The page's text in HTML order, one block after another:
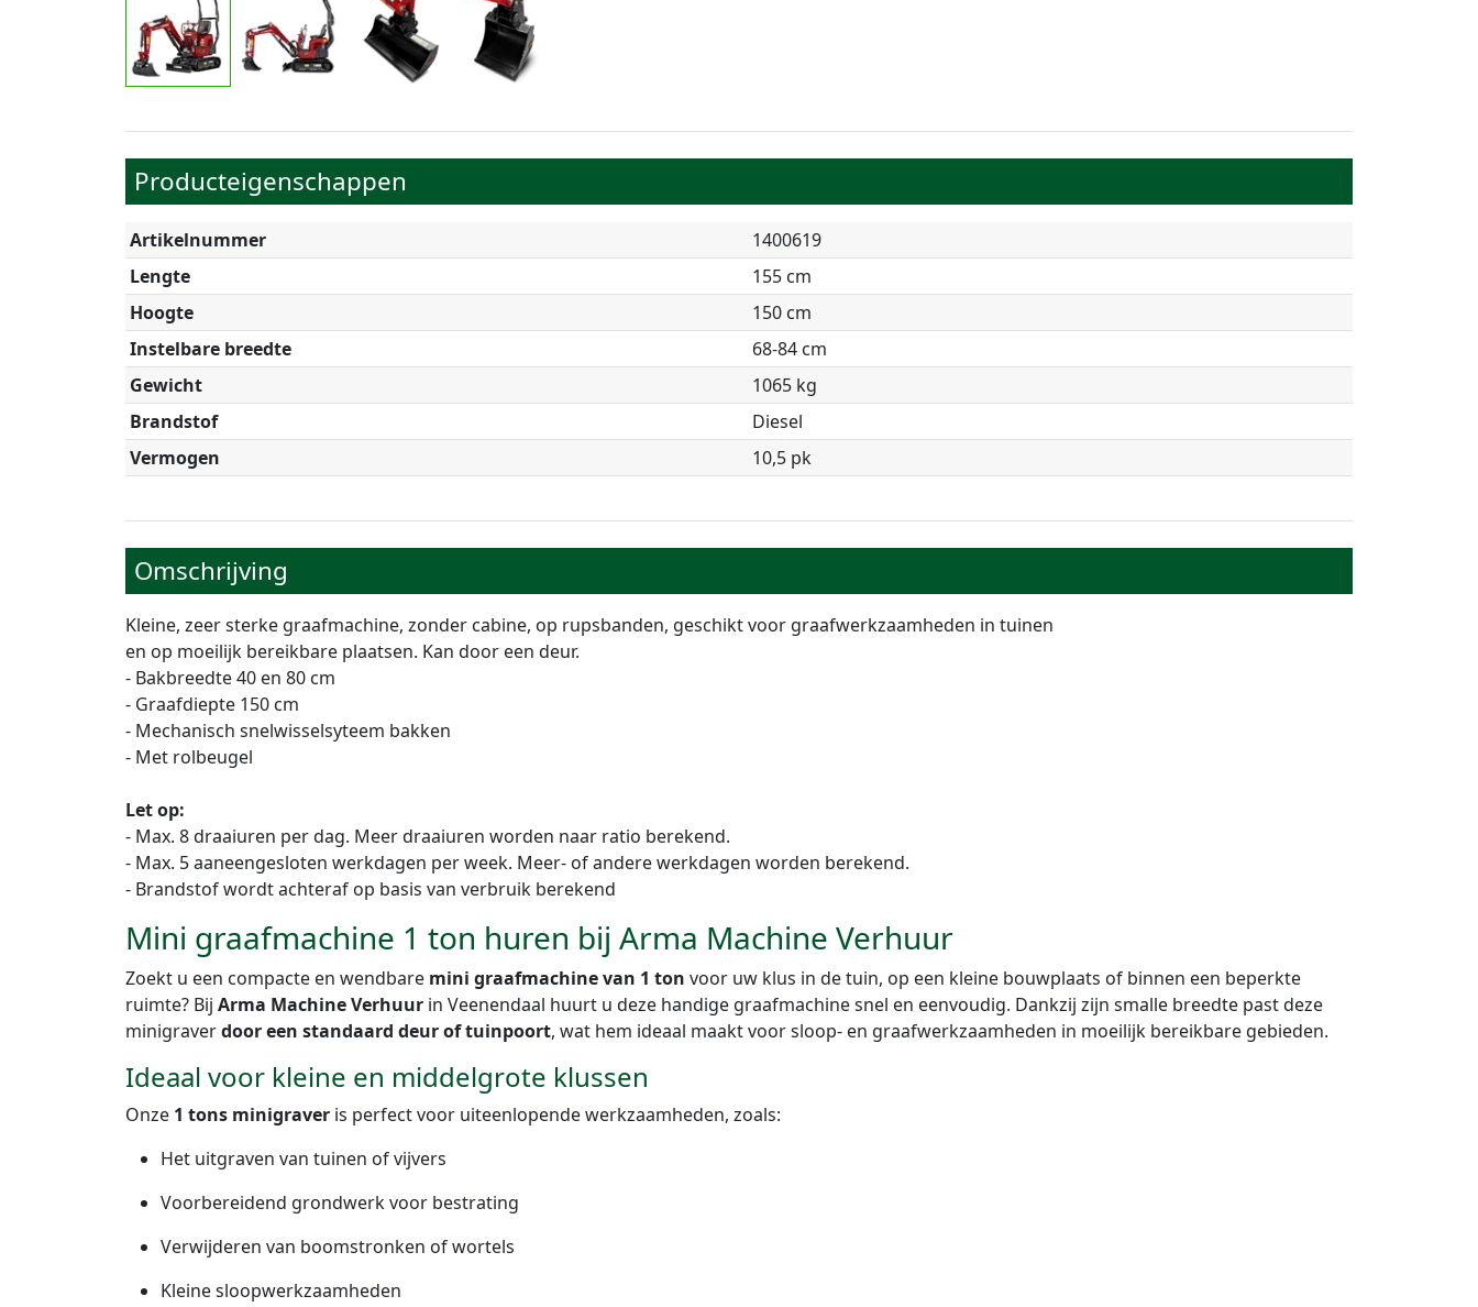
Producteigenschappen
Artikelnummer
1400619
Lengte
155 cm
Hoogte
150 cm
Instelbare breedte
68-84 cm
Gewicht
1065 kg
Brandstof
Diesel
Vermogen
10,5 pk
Omschrijving
Kleine, zeer sterke graafmachine, zonder cabine, op rupsbanden, geschikt voor graafwerkzaamheden in tuinen
en op moeilijk bereikbare plaatsen. Kan door een deur.
- Bakbreedte 40 en 80 cm
- Graafdiepte 150 cm
- Mechanisch snelwisselsyteem bakken
- Met rolbeugel
Let op:
- Max. 8 draaiuren per dag. Meer draaiuren worden naar ratio berekend.
- Max. 5 aaneengesloten werkdagen per week. Meer- of andere werkdagen worden berekend.
- Brandstof wordt achteraf op basis van verbruik berekend
Mini graafmachine 1 ton huren bij Arma Machine Verhuur
Zoekt u een compacte en wendbare mini graafmachine van 1 ton voor uw klus in de tuin, op een kleine bouwplaats of binnen een beperkte
ruimte? Bij Arma Machine Verhuur in Veenendaal huurt u deze handige graafmachine snel en eenvoudig. Dankzij zijn smalle breedte past deze
minigraverdoor een standaard deur of tuinpoort, wat hem ideaal maakt voor sloop- en graafwerkzaamheden in moeilijk bereikbare gebieden.
Ideaal voor kleine en middelgrote klussen
Onze 1 tons minigraver is perfect voor uiteenlopende werkzaamheden, zoals:
Het uitgraven van tuinen of vijvers
Voorbereidend grondwerk voor bestrating
Verwijderen van boomstronken of wortels
Kleine sloopwerkzaamheden